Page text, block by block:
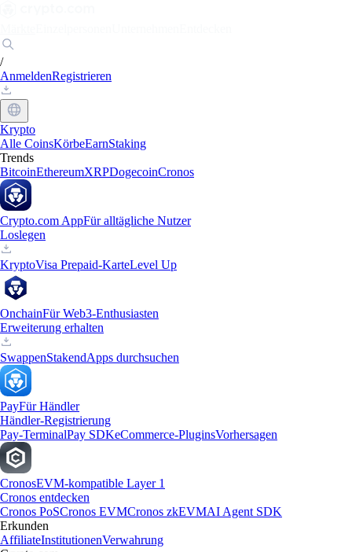
/
AnmeldenRegistrieren
Krypto
Alle CoinsKörbeEarnStaking
Trends
BitcoinEthereumXRPDogecoinCronos
Crypto.com AppFür alltägliche Nutzer
Loslegen
KryptoVisa Prepaid-KarteLevel Up
OnchainFür Web3-Enthusiasten
Erweiterung erhalten
SwappenStakendApps durchsuchen
PayFür Händler
Händler-Registrierung
Pay-TerminalPay SDKeCommerce-PluginsVorhersagen
CronosEVM-kompatible Layer 1
Cronos entdecken
Cronos PoSCronos EVMCronos zkEVMAI Agent SDK
Erkunden
AffiliateInstitutionenVerwahrung